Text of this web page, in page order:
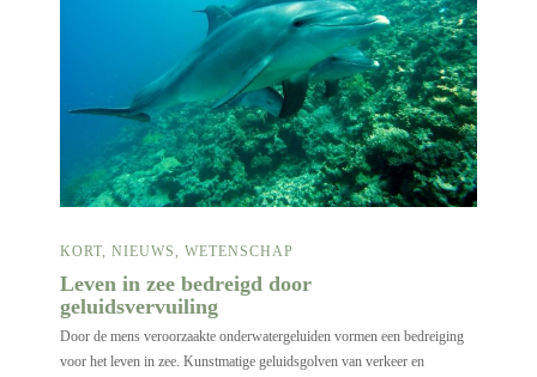
KORT, NIEUWS, WETENSCHAP
Leven in zee bedreigd door
geluidsvervuiling
Door de mens veroorzaakte onderwatergeluiden vormen een bedreiging
voor het leven in zee. Kunstmatige geluidsgolven van verkeer en